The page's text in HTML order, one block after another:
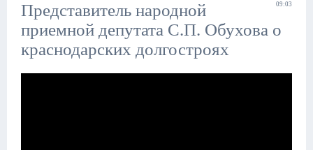
09:03
Представитель народной
приемной депутата С.П. Обухова о
краснодарских долгостроях